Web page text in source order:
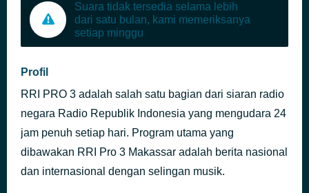
Suara tidak tersedia selama lebih
dari satu bulan, kami memeriksanya
setiap minggu
Profil
RRI PRO 3 adalah salah satu bagian dari siaran radio
negara Radio Republik Indonesia yang mengudara 24
jam penuh setiap hari. Program utama yang
dibawakan RRI Pro 3 Makassar adalah berita nasional
dan internasional dengan selingan musik.